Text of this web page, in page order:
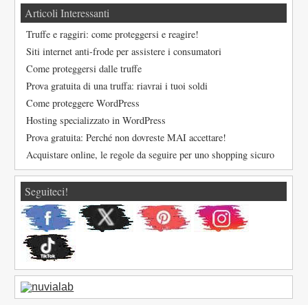
Articoli Interessanti
Truffe e raggiri: come proteggersi e reagire!
Siti internet anti-frode per assistere i consumatori
Come proteggersi dalle truffe
Prova gratuita di una truffa: riavrai i tuoi soldi
Come proteggere WordPress
Hosting specializzato in WordPress
Prova gratuita: Perché non dovreste MAI accettare!
Acquistare online, le regole da seguire per uno shopping sicuro
Seguiteci!